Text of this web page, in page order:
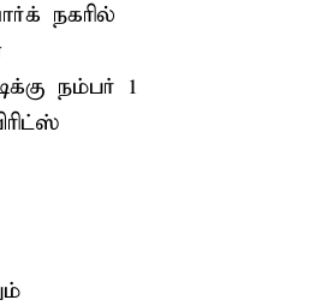
நகரில்
நம்பர் 1